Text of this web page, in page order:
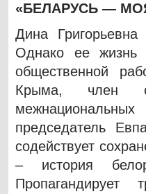
«БЕЛАРУСЬ —
Дина
Однако ее
общественной
Крыма, член
председатель
содействует
– история
Пропагандирует